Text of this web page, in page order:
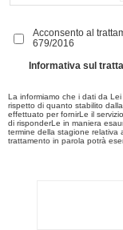
Acconsento al
679/2016
Informativa sul
La informiamo che i dati da
rispetto di quanto stabilito
effettuato per fornirLe il
di risponderLe in maniera
termine della stagione relativa
trattamento in parola potrà